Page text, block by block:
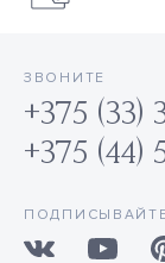
ЗВОНИТЕ
+375 (33)
+375 (44)